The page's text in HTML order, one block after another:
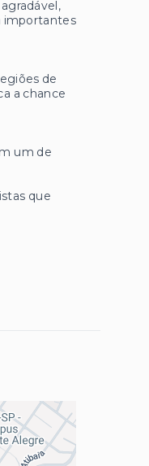
importantes
de
a chance
um de
que